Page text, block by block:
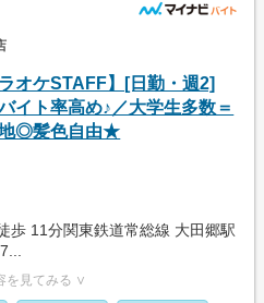
ラオケSTAFF】[日勤・週2]
イト率高め♪／大学生多数＝
◎髪色自由★
歩 11分関東鉄道常総線 大田郷駅
を見てみる ∨